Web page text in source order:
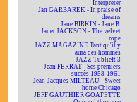
Interpreter
Jan GARBAREK - In praise of
dreams
Jane BIRKIN - Jane B.
Janet JACKSON - The velvet
rope
JAZZ MAGAZINE Tant qu'il y
aura des hommes
JAZZ Tublieft 3
Jean FERRAT - Ses premiers
succès 1958-1961
Jean-Jacques MILTEAU - Sweet
home Chicago
JEFF GAUTHIER GOATETTE